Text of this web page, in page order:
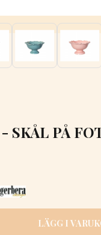
SKÅL PÅ
LÄGG I